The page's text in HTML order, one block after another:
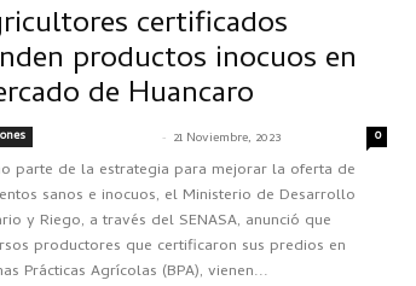
certificados
productos inocuos en
de Huancaro
- 21 Noviembre, 2023 0
parte de la estrategia para mejorar la oferta de
sanos e inocuos, el Ministerio de Desarrollo
y Riego, a través del SENASA, anunció que
productores que certificaron sus predios en
Prácticas Agrícolas (BPA), vienen...